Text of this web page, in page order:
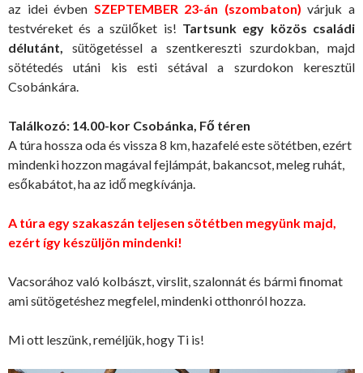
az idei évben SZEPTEMBER 23-án (szombaton) várjuk a
testvéreket és a szülőket is! Tartsunk egy közös családi
délutánt, sütögetéssel a szentkereszti szurdokban, majd
sötétedés utáni kis esti sétával a szurdokon keresztül
Csobánkára.
Találkozó: 14.00-kor Csobánka, Fő téren
A túra hossza oda és vissza 8 km, hazafelé este sötétben, ezért
mindenki hozzon magával fejlámpát, bakancsot, meleg ruhát,
esőkabátot, ha az idő megkívánja.
A túra egy szakaszán teljesen sötétben megyünk majd,
ezért így készüljön mindenki!
Vacsorához való kolbászt, virslit, szalonnát és bármi finomat
ami sütögetéshez megfelel, mindenki otthonról hozza.
Mi ott leszünk, reméljük, hogy Ti is!